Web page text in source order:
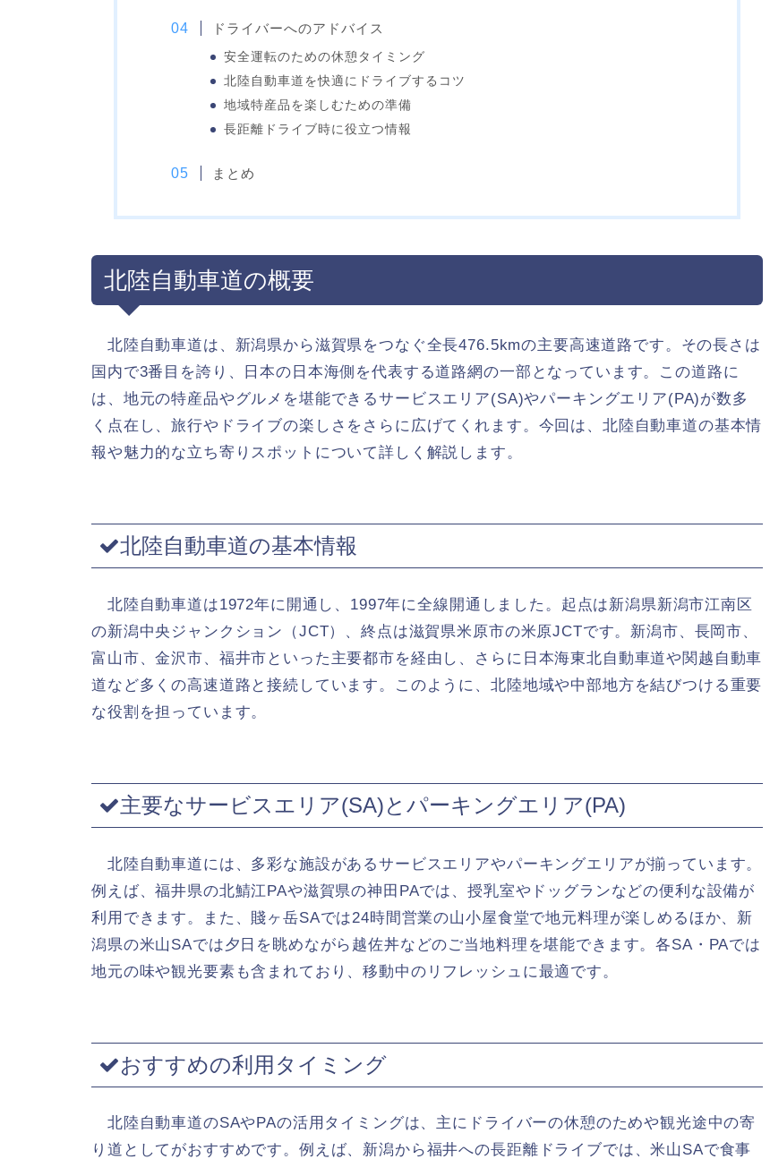
ドライバーへのアドバイス
安全運転のための休憩タイミング
北陸自動車道を快適にドライブするコツ
地域特産品を楽しむための準備
長距離ドライブ時に役立つ情報
まとめ
北陸自動車道の概要
北陸自動車道は、新潟県から滋賀県をつなぐ全長476.5kmの主要高速道路です。その長さは
国内で3番目を誇り、日本の日本海側を代表する道路網の一部となっています。この道路に
は、地元の特産品やグルメを堪能できるサービスエリア(SA)やパーキングエリア(PA)が数多
く点在し、旅行やドライブの楽しさをさらに広げてくれます。今回は、北陸自動車道の基本情
報や魅力的な立ち寄りスポットについて詳しく解説します。
北陸自動車道の基本情報
北陸自動車道は1972年に開通し、1997年に全線開通しました。起点は新潟県新潟市江南区
の新潟中央ジャンクション（JCT）、終点は滋賀県米原市の米原JCTです。新潟市、長岡市、
富山市、金沢市、福井市といった主要都市を経由し、さらに日本海東北自動車道や関越自動車
道など多くの高速道路と接続しています。このように、北陸地域や中部地方を結びつける重要
な役割を担っています。
主要なサービスエリア(SA)とパーキングエリア(PA)
北陸自動車道には、多彩な施設があるサービスエリアやパーキングエリアが揃っています。
例えば、福井県の北鯖江PAや滋賀県の神田PAでは、授乳室やドッグランなどの便利な設備が
利用できます。また、賤ヶ岳SAでは24時間営業の山小屋食堂で地元料理が楽しめるほか、新
潟県の米山SAでは夕日を眺めながら越佐丼などのご当地料理を堪能できます。各SA・PAでは
地元の味や観光要素も含まれており、移動中のリフレッシュに最適です。
おすすめの利用タイミング
北陸自動車道のSAやPAの活用タイミングは、主にドライバーの休憩のためや観光途中の寄
り道としてがおすすめです。例えば、新潟から福井への長距離ドライブでは、米山SAで食事